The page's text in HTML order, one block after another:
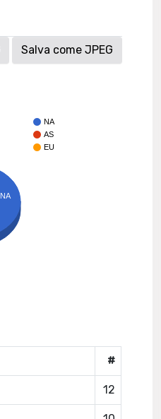
Salva come JPEG
NA
AS
EU
NA
#
12